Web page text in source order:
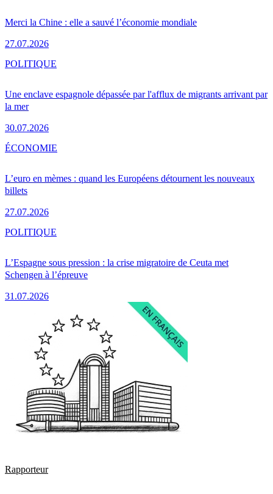
Merci la Chine : elle a sauvé l’économie mondiale
27.07.2026
Une enclave espagnole dépassée par l'afflux de migrants arrivant par
la mer
30.07.2026
POLITIQUE
L’euro en mèmes : quand les Européens détournent les nouveaux
billets
27.07.2026
ÉCONOMIE
L’Espagne sous pression : la crise migratoire de Ceuta met
Schengen à l’épreuve
31.07.2026
POLITIQUE
Rapporteur